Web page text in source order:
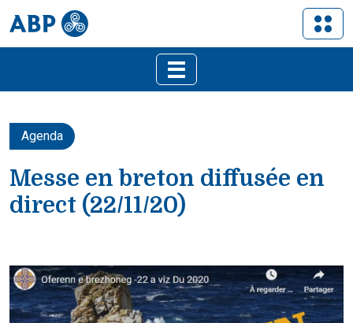
Agenda
Messe en breton diffusée en
direct (22/11/20)